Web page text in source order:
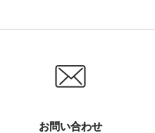
お問い合わせ